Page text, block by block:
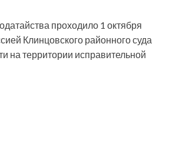
проходило 1 октября
Клинцовского районного суда
на территории исправительной